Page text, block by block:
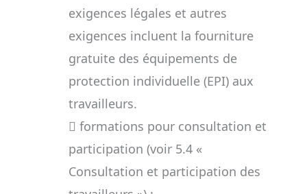
exigences légales et autres
exigences incluent la fourniture
gratuite des équipements de
protection individuelle (EPI) aux
travailleurs.
 formations pour consultation et
participation (voir 5.4 «
Consultation et participation des